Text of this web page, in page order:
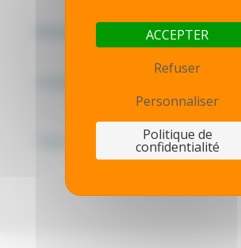
Mentions légales - Politique de
ACCEPTER
Refuser
Personnaliser
Politique de
confidentialité